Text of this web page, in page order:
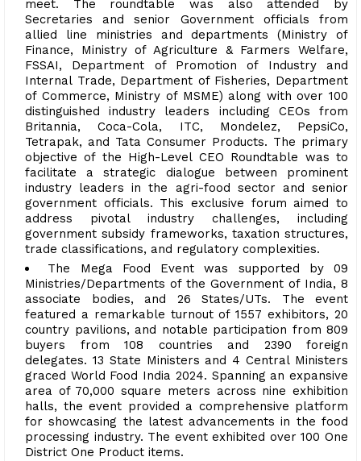
meet. The roundtable was also attended by
Secretaries and senior Government officials from
allied line ministries and departments (Ministry of
Finance, Ministry of Agriculture & Farmers Welfare,
FSSAI, Department of Promotion of Industry and
Internal Trade, Department of Fisheries, Department
of Commerce, Ministry of MSME) along with over 100
distinguished industry leaders including CEOs from
Britannia, Coca-Cola, ITC, Mondelez, PepsiCo,
Tetrapak, and Tata Consumer Products. The primary
objective of the High-Level CEO Roundtable was to
facilitate a strategic dialogue between prominent
industry leaders in the agri-food sector and senior
government officials. This exclusive forum aimed to
address pivotal industry challenges, including
government subsidy frameworks, taxation structures,
trade classifications, and regulatory complexities.
The Mega Food Event was supported by 09
Ministries/Departments of the Government of India, 8
associate bodies, and 26 States/UTs. The event
featured a remarkable turnout of 1557 exhibitors, 20
country pavilions, and notable participation from 809
buyers from 108 countries and 2390 foreign
delegates. 13 State Ministers and 4 Central Ministers
graced World Food India 2024. Spanning an expansive
area of 70,000 square meters across nine exhibition
halls, the event provided a comprehensive platform
for showcasing the latest advancements in the food
processing industry. The event exhibited over 100 One
District One Product items.